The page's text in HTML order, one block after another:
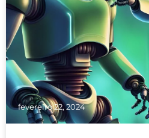
fevereiro 22, 2024